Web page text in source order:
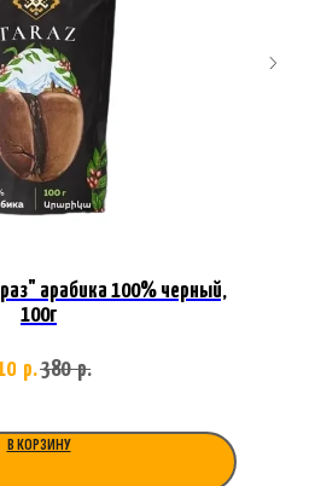
арабика 100% черный,
100г
р.380 р.
В КОРЗИНУ